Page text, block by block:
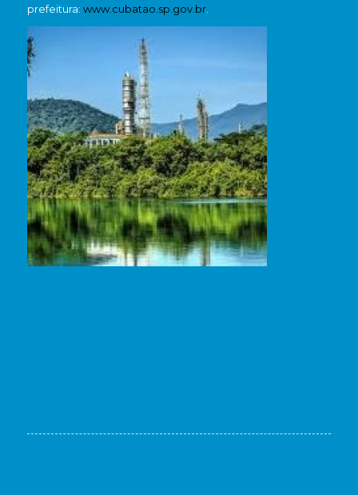
prefeitura: www.cubatao.sp.gov.br.